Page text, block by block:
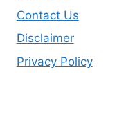
Contact Us
Disclaimer
Privacy Policy